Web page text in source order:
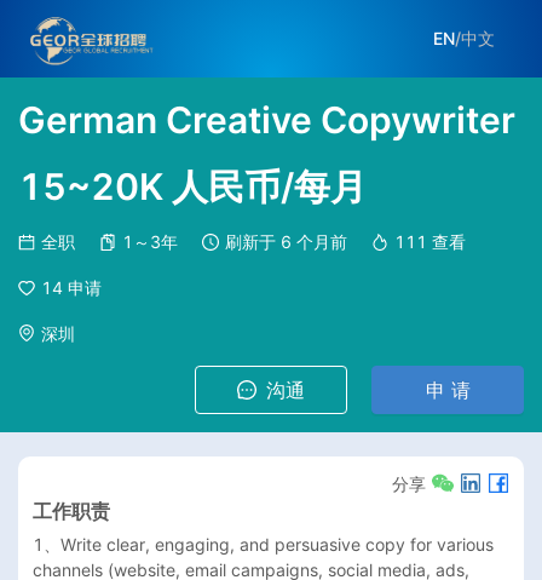
EN/中文
German Creative Copywriter
15~20K 人民币/每月
全职 1～3年 刷新于 6 个月前 111 查看
14 申请
深圳
沟通 申 请
分享
工作职责
1、Write clear, engaging, and persuasive copy for various
channels (website, email campaigns, social media, ads,